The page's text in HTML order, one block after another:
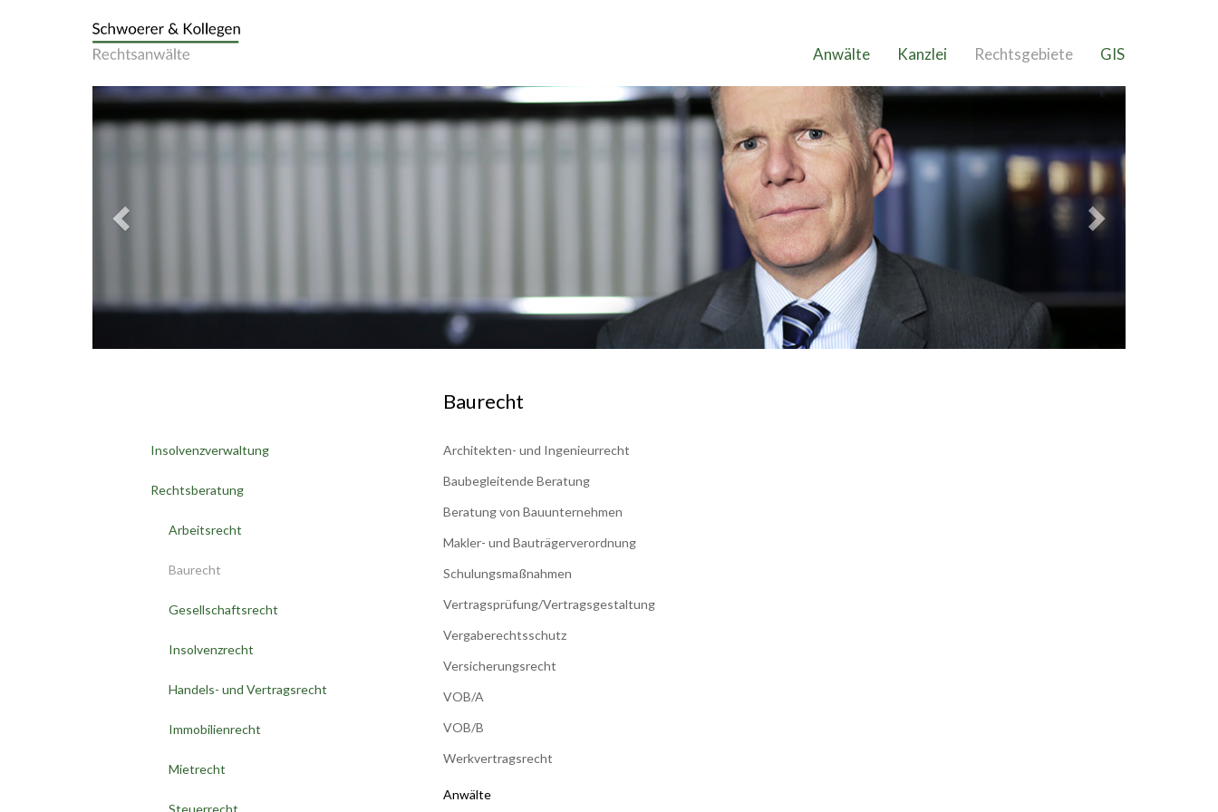
Anwälte Kanzlei Rechtsgebiete GIS
Previous Next
Baurecht
Insolvenzverwaltung
Rechtsberatung
Arbeitsrecht
Baurecht
Gesellschaftsrecht
Insolvenzrecht
Handels- und Vertragsrecht
Immobilienrecht
Mietrecht
Steuerrecht
Architekten- und Ingenieurrecht
Baubegleitende Beratung
Beratung von Bauunternehmen
Makler- und Bauträgerverordnung
Schulungsmaßnahmen
Vertragsprüfung/Vertragsgestaltung
Vergaberechtsschutz
Versicherungsrecht
VOB/A
VOB/B
Werkvertragsrecht
Anwälte